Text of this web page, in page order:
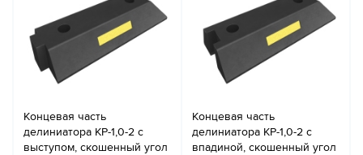
Концевая часть
делиниатора КР-1,0-2 с
выступом, скошенный угол
Концевая часть
делиниатора КР-1,0-2 с
впадиной, скошенный угол